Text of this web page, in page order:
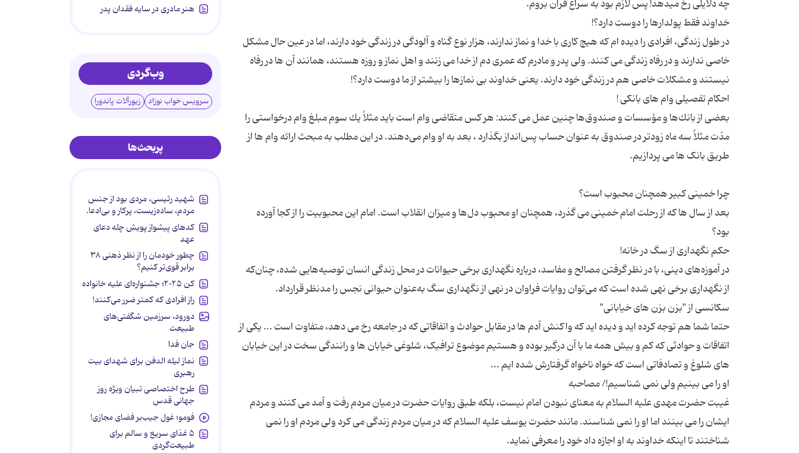
در طول زندگی، افرادی را دیده ام که هیچ کاری با خدا و نماز ندارند، هزار نوع گناه و آلودگی در زندگی خود دارند، اما در عین حال مشکل
خاصی ندارند و در رفاه زندگی می کنند. ولی پدر و مادرم که عمری دم از خدا می زنند و اهل نماز و روزه هستند، همانند آن ها در رفاه
بعضی از بانك‌ها و مؤسسات و صندوق‌ها چنین عمل می كنند: هر كس متقاضی وام است باید مثلاً یك سوم مبلغ وام درخواستی را
مدّت مثلاً سه ماه زودتر در صندوق به عنوان حساب پس‌انداز بگذارد ، بعد به او وام می‌دهند. در این مطلب به مبحث ارائه وام ها از
بعد از سال‌ ها که از رحلت امام خمینی می‌ گذرد، همچنان او محبوب دل‌ها و میزان انقلاب است. امام این محبوبیت را از کجا آورده
در آموزه‌های دینی، با در نظر گرفتن مصالح و مفاسد، درباره نگهداری برخی حیوانات در محل زندگی انسان توصیه‌هایی شده، چنان‌که
حتما شما هم توجه کرده اید و دیده اید که واکنش آدم ها در مقابل حوادث و اتفاقاتی که در جامعه رخ می دهد، متفاوت است ... یکی از
اتفاقات و حوادثی که کم و بیش همه ما با آن درگیر بوده و هستیم موضوع ترافیک، شلوغی خیابان ها و رانندگی سخت در این خیابان
غیبت حضرت مهدی علیه السلام به معنای نبودن امام نیست، بلکه طبق روایات حضرت در میان مردم رفت و آمد می کنند و مردم
ایشان را می بینند اما او را نمی شناسند. مانند حضرت یوسف علیه السلام که در میان مردم زندگی می کرد ولی مردم او را نمی
هنر مادری در سایه‌ فقدان پدر
وب‌گردی
سرویس خواب نوزاد زیورآلات پاندورا
پربحث‌ها
شهید رئیسی، مردی بود از جنس
مردم، ساده‌زیست، پرکار و بی‌ادعا.
کدهای پیشواز پویش چله دعای
عهد
چطور خودمان را از نظر ذهنی ۳۸
برابر قوی‌تر کنیم؟
کن ۲۰۲۵؛ جشنواره‌ای علیه خانواده
راز افرادی که کمتر ضرر می‌کنند!
دورود، سرزمین شگفتی‌های
طبیعت
جان فدا
نماز لیله الدفن برای شهدای بیت
رهبری
طرح اختصاصی تبیان ویژه روز
جهانی قدس
فومو؛ غول جیب‌بر فضای مجازی!
۵ غذای سریع و سالم برای
طبیعت‌گردی